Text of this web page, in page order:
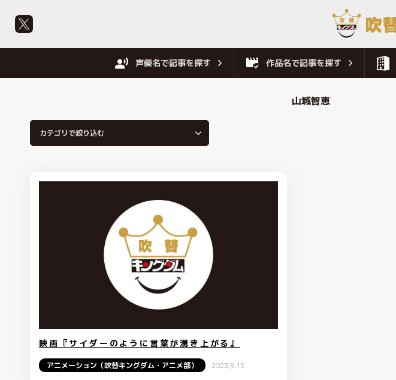
声優名で記事を探す 作品名で記事を探す
山城智恵
映画『サイダーのように言葉が湧き上がる』
アニメーション（吹替キングダム・アニメ部） 2023.9.15